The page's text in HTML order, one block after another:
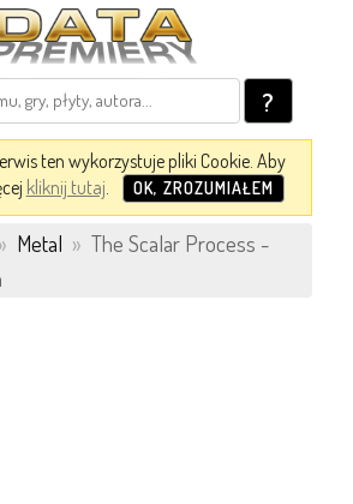
?
ten wykorzystuje pliki Cookie. Aby
kliknij tutaj. OK, ZROZUMIAŁEM
» Metal » The Scalar Process -